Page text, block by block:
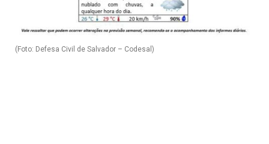
(Foto: Defesa Civil de Salvador – Codesal)